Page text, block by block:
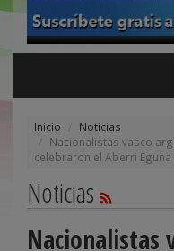
Inicio
Noticias
Nacionalistas vasco
celebraron el Aberri
Noticias
Nacionalistas